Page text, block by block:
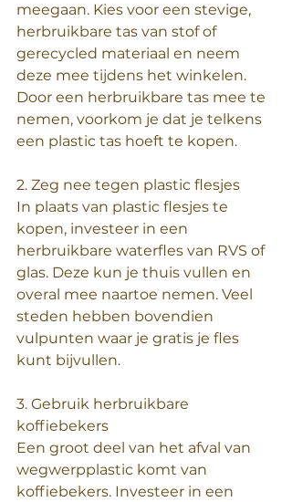
meegaan. Kies voor een stevige,
herbruikbare tas van stof of
gerecycled materiaal en neem
deze mee tijdens het winkelen.
Door een herbruikbare tas mee te
nemen, voorkom je dat je telkens
een plastic tas hoeft te kopen.
2. Zeg nee tegen plastic flesjes
In plaats van plastic flesjes te
kopen, investeer in een
herbruikbare waterfles van RVS of
glas. Deze kun je thuis vullen en
overal mee naartoe nemen. Veel
steden hebben bovendien
vulpunten waar je gratis je fles
kunt bijvullen.
3. Gebruik herbruikbare
koffiebekers
Een groot deel van het afval van
wegwerpplastic komt van
koffiebekers. Investeer in een